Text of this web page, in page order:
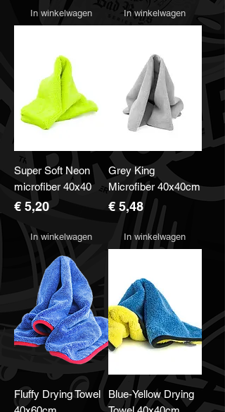
In winkelwagen In winkelwagen
Super Soft Neon
microfiber 40x40
Prijs
€ 5,20
In winkelwagen
Grey King
Microfiber 40x40cm
Prijs
€ 5,48
In winkelwagen
Fluffy Drying Towel
Blue-Yellow Drying